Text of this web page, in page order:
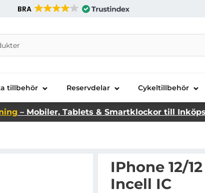
BRA
AB
tillbehör Reservdelar Cykeltillbehör
– Mobiler, Tablets & Smartklockor till
IPhone 12/
Incell IC